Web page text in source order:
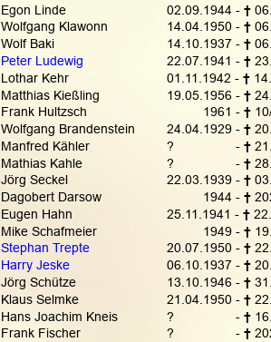
Egon Linde
Wolfgang Klawonn
Wolf Baki
Peter Ludewig
Lothar Kehr
Matthias Kießling
Frank Hultzsch
Wolfgang Brandenstein
Manfred Kähler
Mathias Kahle
Jörg Seckel
Dagobert Darsow
Eugen Hahn
Mike Schafmeier
Stephan Trepte
Harry Jeske
Jörg Schütze
Klaus Selmke
Hans Joachim Kneis
Frank Fischer
02.09.1944 - †
14.04.1950 - †
14.10.1937 - †
22.07.1941 - †
01.11.1942 - †
19.05.1956 - †
          1961 -
†
24.04.1929 - †
?                 - †
?                 - †
22.03.1939 - †
          1944 -
†
25.11.1941 - †
          1949 -
†
20.07.1950 - †
06.10.1937 - †
13.10.1946 - †
21.04.1950 - †
?                 - †
?                 - †